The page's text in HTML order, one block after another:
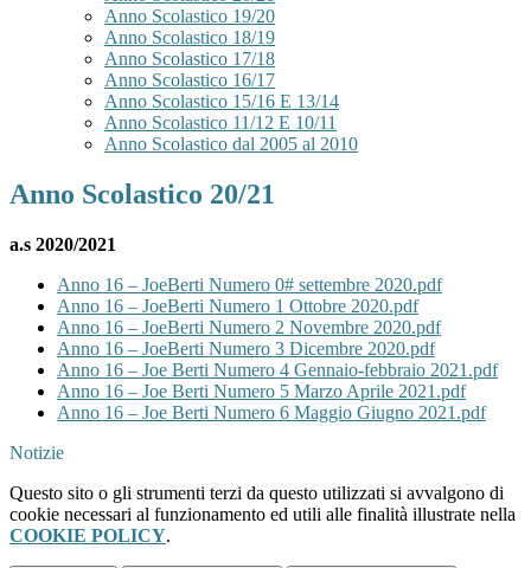
Anno Scolastico 19/20
Anno Scolastico 18/19
Anno Scolastico 17/18
Anno Scolastico 16/17
Anno Scolastico 15/16 E 13/14
Anno Scolastico 11/12 E 10/11
Anno Scolastico dal 2005 al 2010
Anno Scolastico 20/21
a.s 2020/2021
Anno 16 – JoeBerti Numero 0# settembre 2020.pdf
Anno 16 – JoeBerti Numero 1 Ottobre 2020.pdf
Anno 16 – JoeBerti Numero 2 Novembre 2020.pdf
Anno 16 – JoeBerti Numero 3 Dicembre 2020.pdf
Anno 16 – Joe Berti Numero 4 Gennaio-febbraio 2021.pdf
Anno 16 – Joe Berti Numero 5 Marzo Aprile 2021.pdf
Anno 16 – Joe Berti Numero 6 Maggio Giugno 2021.pdf
Notizie
Questo sito o gli strumenti terzi da questo utilizzati si avvalgono di
cookie necessari al funzionamento ed utili alle finalità illustrate nella
COOKIE POLICY.